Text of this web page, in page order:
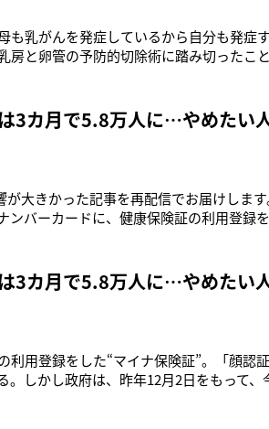
も乳がんを発症しているから自分も発症
房と卵管の予防的切除術に踏み切ったこ
本の乳がん患者の約4％、卵巣がん患者
3カ月で5.8万人に…やめたい
が大きかった記事を再配信でお届けしま
バーカードに、健康保険証の利用登録を
“紙の保険証”の新規発行を終了。これを
3カ月で5.8万人に…やめたい
利用登録をした“マイナ保険証”。「顔認
しかし政府は、昨年12月2日をもって、
件に。ところが一方で、マイナンバーカ